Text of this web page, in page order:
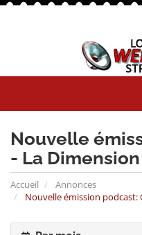
Nouvelle
- La
Accueil
Annonces
Nouvelle émission podcast: